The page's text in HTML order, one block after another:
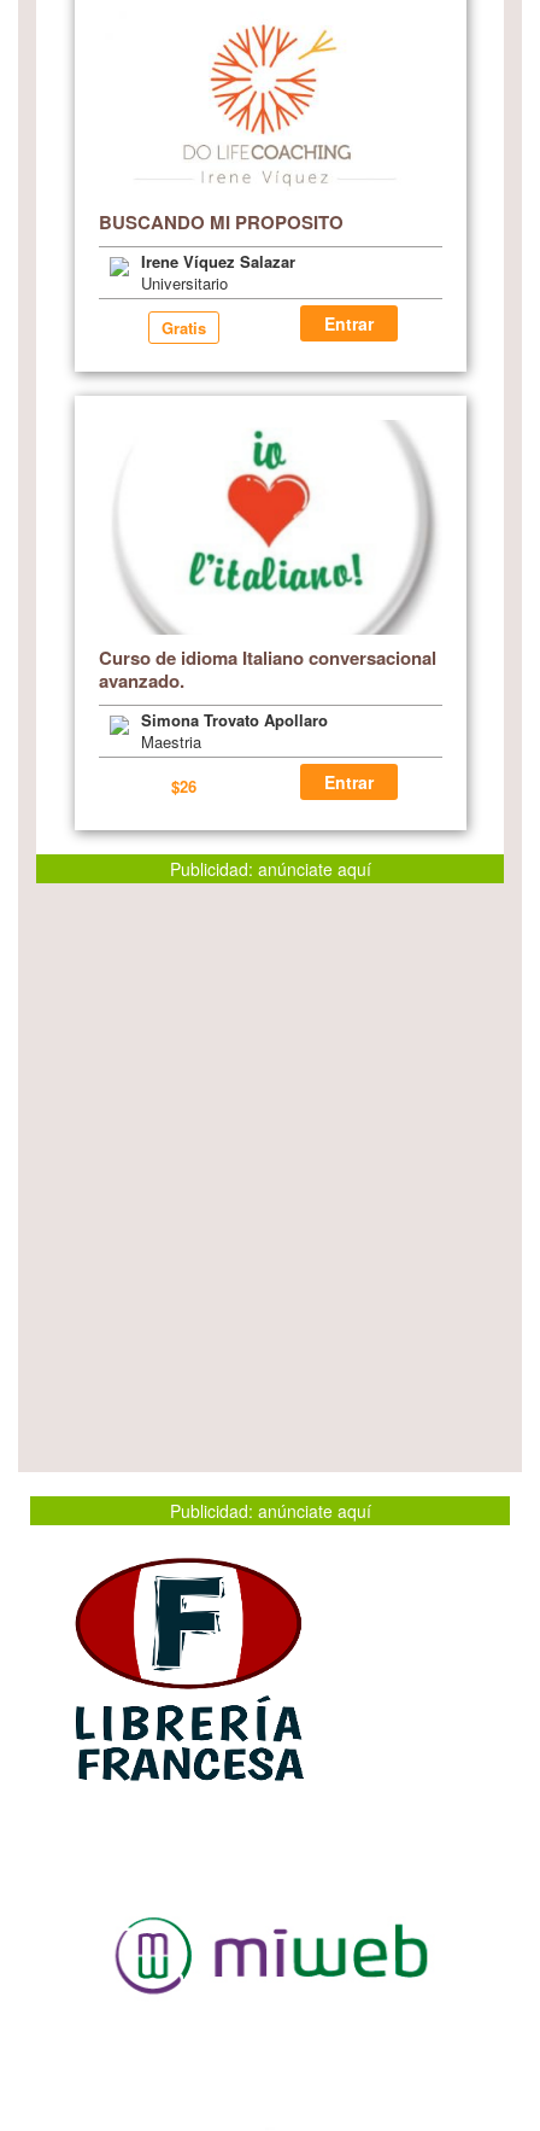
BUSCANDO MI PROPOSITO
Irene Víquez Salazar
Universitario
Gratis
Entrar
Curso de idioma Italiano conversacional
avanzado.
Simona Trovato Apollaro
Maestria
$26
Entrar
Publicidad: anúnciate aquí
Publicidad: anúnciate aquí